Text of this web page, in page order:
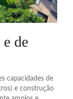
de
capacidades de
e construção